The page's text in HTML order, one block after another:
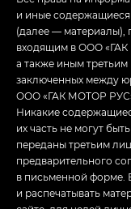
и иные
(далее — материалы),
входящим в ООО «ГАК
а также иным третьим
заключенных между
ООО «ГАК МОТОР РУС»
Никакие
их часть не могут
переданы третьим
предварительного
в письменной форме.
и распечатывать